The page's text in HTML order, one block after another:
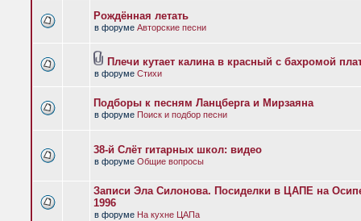
Рождённая летать
в форуме Авторские песни
Плечи кутает калина в красный с бахромой
в форуме Стихи
Подборы к песням Ланцберга и Мирзаяна
в форуме Поиск и подбор песни
38-й Слёт гитарных школ: видео
в форуме Общие вопросы
Записи Эла Силонова. Посиделки в ЦАПЕ на
1996
в форуме На кухне ЦАПа